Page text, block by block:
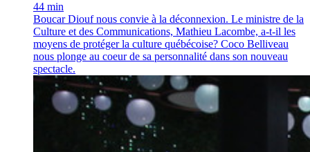
44 min
Boucar Diouf nous convie à la déconnexion. Le ministre de la
Culture et des Communications, Mathieu Lacombe, a-t-il les
moyens de protéger la culture québécoise? Coco Belliveau
nous plonge au coeur de sa personnalité dans son nouveau
spectacle.